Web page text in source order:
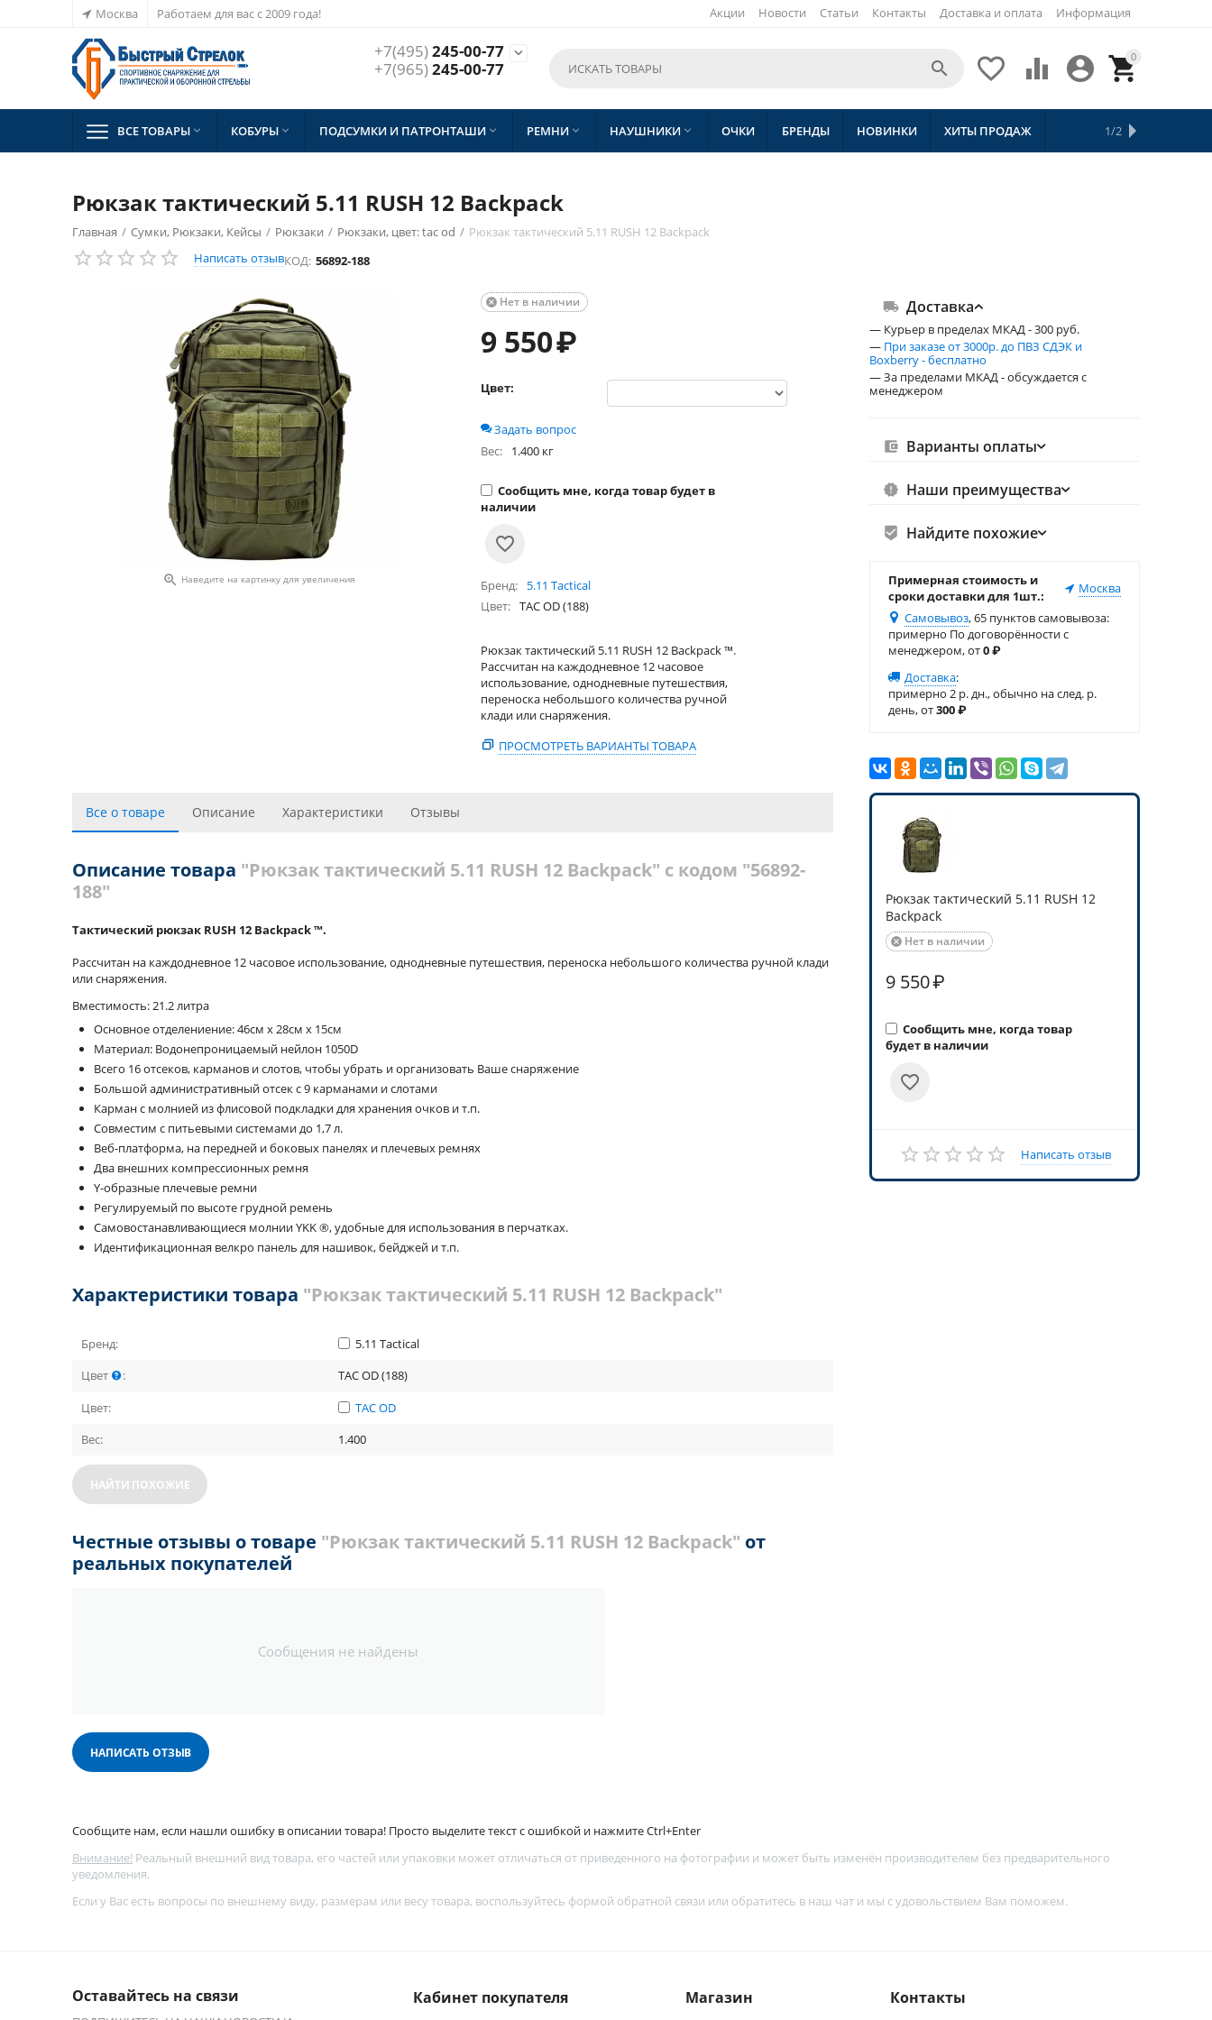
Москва Работаем для вас с 2009 года! Акции Новости Статьи Контакты Доставка и оплата Информация
+7(495)245-00-77
+7(965)245-00-77
 0


 

ВСЕ ТОВАРЫ  КОБУРЫ  ПОДСУМКИ И ПАТРОНТАШИ  РЕМНИ  НАУШНИКИ  ОЧКИ БРЕНДЫ НОВИНКИ ХИТЫ ПРОДАЖ ТОВАРЫ С БЕСПЛАТНОЙ
1/2
Рюкзак тактический 5.11 RUSH 12 Backpack
Главная / Сумки, Рюкзаки, Кейсы / Рюкзаки / Рюкзаки, цвет: tac od / Рюкзак тактический 5.11 RUSH 12 Backpack
Написать отзывКОД: 56892-188
 Наведите на картинку для увеличения
Нет в наличии

9 550₽
Цвет:
Задать вопрос
Вес:
1.400 кг
Сообщить мне, когда товар будет в
наличии
Бренд
5.11 Tactical
Цвет
TAC OD (188)
Рюкзак тактический 5.11 RUSH 12 Backpack ™.
Рассчитан на каждодневное 12 часовое
использование, однодневные путешествия,
переноска небольшого количества ручной
клади или снаряжения.
ПРОСМОТРЕТЬ ВАРИАНТЫ ТОВАРА
Доставка
— Курьер в пределах МКАД - 300 руб.
— При заказе от 3000р. до ПВЗ СДЭК и
Boxberry - бесплатно
— За пределами МКАД - обсуждается с
менеджером
Варианты оплаты
Наши преимущества
Найдите похожие
Примерная стоимость и
сроки доставки для 1шт.:
Москва
Самовывоз, 65 пунктов самовывоза:
примерно По договорённости с
менеджером, от0₽
Доставка:
примерно 2 р. дн., обычно на след. р.
день, от300₽
Рюкзак тактический 5.11 RUSH 12
Backpack
Нет в наличии

9 550₽
Сообщить мне, когда товар
будет в наличии
Написать отзыв
Все о товаре Описание Характеристики Отзывы
Описание товара "Рюкзак тактический 5.11 RUSH 12 Backpack" с кодом "56892-
188"
Тактический рюкзак RUSH 12 Backpack ™.
Рассчитан на каждодневное 12 часовое использование, однодневные путешествия, переноска небольшого количества ручной клади
или снаряжения.
Вместимость: 21.2 литра
Основное отделениение: 46см х 28см х 15см
Материал: Водонепроницаемый нейлон 1050D
Всего 16 отсеков, карманов и слотов, чтобы убрать и организовать Ваше снаряжение
Большой административный отсек с 9 карманами и слотами
Карман с молнией из флисовой подкладки для хранения очков и т.п.
Совместим с питьевыми системами до 1,7 л.
Веб-платформа, на передней и боковых панелях и плечевых ремнях
Два внешних компрессионных ремня
Y-образные плечевые ремни
Регулируемый по высоте грудной ремень
Самовостанавливающиеся молнии YKK ®, удобные для использования в перчатках.
Идентификационная велкро панель для нашивок, бейджей и т.п.
Характеристики товара "Рюкзак тактический 5.11 RUSH 12 Backpack"
Бренд:
5.11 Tactical
Цвет
: TAC OD (188)
Цвет:
TAC OD
Вес:
1.400
НАЙТИ ПОХОЖИЕ
Честные отзывы о товаре "Рюкзак тактический 5.11 RUSH 12 Backpack" от
реальных покупателей
Сообщения не найдены
НАПИСАТЬ ОТЗЫВ
Сообщите нам, если нашли ошибку в описании товара! Просто выделите текст с ошибкой и нажмите Ctrl+Enter
Внимание! Реальный внешний вид товара, его частей или упаковки может отличаться от приведенного на фотографии и может быть изменён производителем без предварительного
уведомления.
Если у Вас есть вопросы по внешнему виду, размерам или весу товара, воспользуйтесь формой обратной связи или обратитесь в наш чат и мы с удовольствием Вам поможем.
Оставайтесь на связи Кабинет покупателя Магазин Контакты